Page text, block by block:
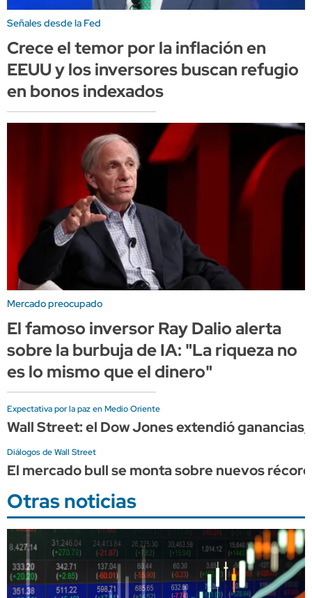
Señales desde la Fed
Crece el temor por la inflación en
EEUU y los inversores buscan refugio
en bonos indexados
Mercado preocupado
El famoso inversor Ray Dalio alerta
sobre la burbuja de IA: "La riqueza no
es lo mismo que el dinero"
Expectativa por la paz en Medio Oriente
Wall Street: el Dow Jones extendió
Diálogos de Wall Street
El mercado bull se monta sobre nuevos
Otras noticias